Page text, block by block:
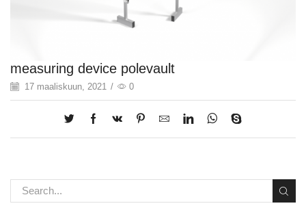
measuring device polevault
17 maaliskuun, 2021 / 0